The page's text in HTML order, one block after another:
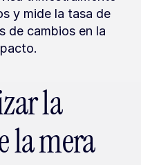
y mide la tasa de
de cambios en la
la
la mera